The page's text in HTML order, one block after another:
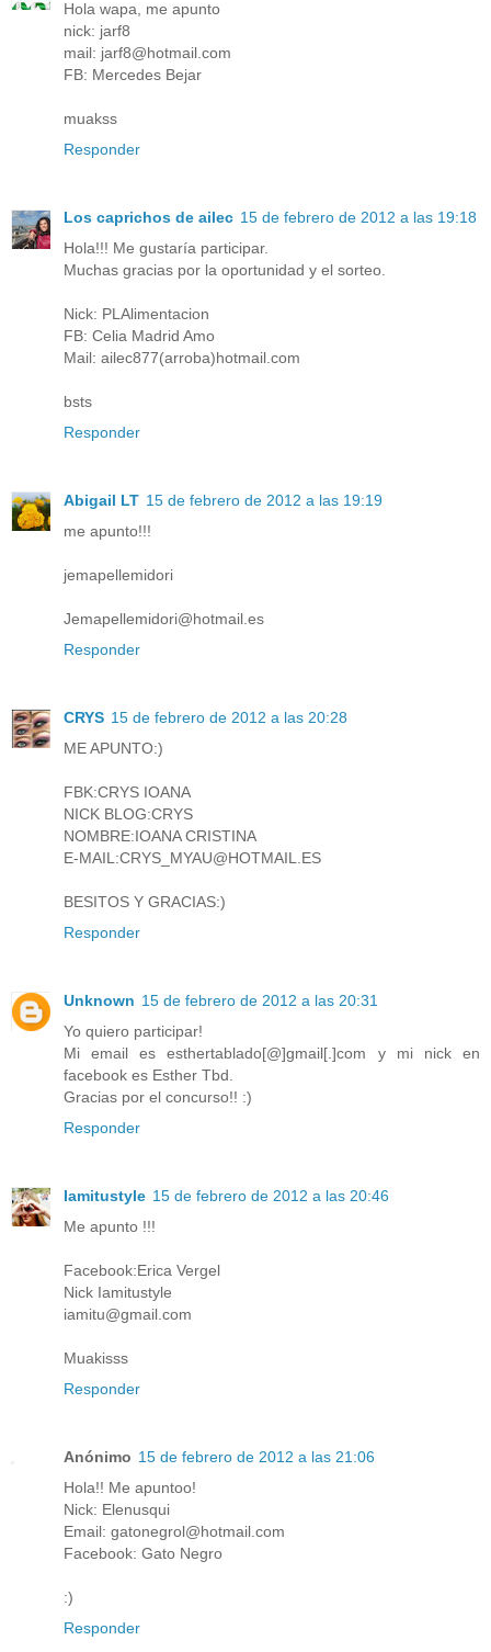
Hola wapa, me apunto
nick: jarf8
mail: jarf8@hotmail.com
FB: Mercedes Bejar
muakss
Responder
Los caprichos de ailec 15 de febrero de 2012 a las 19:18
Hola!!! Me gustaría participar.
Muchas gracias por la oportunidad y el sorteo.
Nick: PLAlimentacion
FB: Celia Madrid Amo
Mail: ailec877(arroba)hotmail.com
bsts
Responder
Abigail LT 15 de febrero de 2012 a las 19:19
me apunto!!!
jemapellemidori
Jemapellemidori@hotmail.es
Responder
CRYS 15 de febrero de 2012 a las 20:28
ME APUNTO:)
FBK:CRYS IOANA
NICK BLOG:CRYS
NOMBRE:IOANA CRISTINA
E-MAIL:CRYS_MYAU@HOTMAIL.ES
BESITOS Y GRACIAS:)
Responder
Unknown 15 de febrero de 2012 a las 20:31
Yo quiero participar!
Mi email es esthertablado[@]gmail[.]com y mi nick en
facebook es Esther Tbd.
Gracias por el concurso!! :)
Responder
Iamitustyle 15 de febrero de 2012 a las 20:46
Me apunto !!!
Facebook:Erica Vergel
Nick Iamitustyle
iamitu@gmail.com
Muakisss
Responder
Anónimo 15 de febrero de 2012 a las 21:06
Hola!! Me apuntoo!
Nick: Elenusqui
Email: gatonegrol@hotmail.com
Facebook: Gato Negro
:)
Responder